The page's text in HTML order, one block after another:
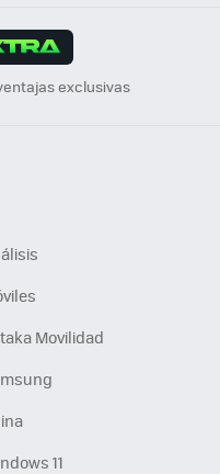
exclusivas
Movilidad
11